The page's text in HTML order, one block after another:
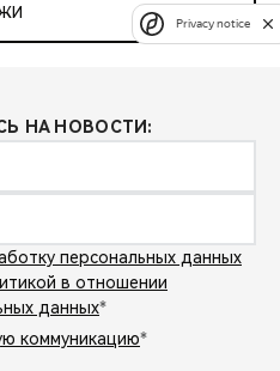
НА НОВОСТИ:
персональных данных
в отношении
данных*
коммуникацию*
Privacy notice